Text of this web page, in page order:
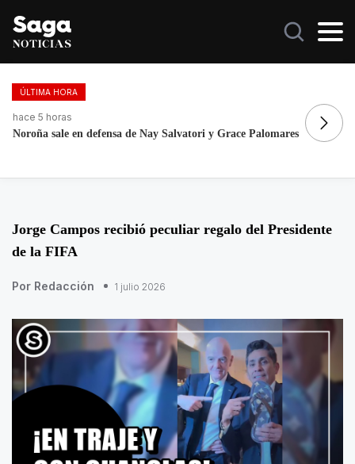
ÚLTIMA HORA
hace 3 días, 8 horas
Fortalece la economía circular; recupera 30 toneladas de
Jorge Campos recibió peculiar regalo del Presidente
de la FIFA
Por Redacción 1 julio 2026